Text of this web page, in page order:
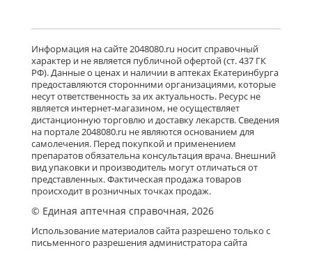
Информация на сайте 2048080.ru носит справочный
характер и не является публичной офертой (ст. 437 ГК
РФ). Данные о ценах и наличии в аптеках Екатеринбурга
предоставляются сторонними организациями, которые
несут ответственность за их актуальность. Ресурс не
является интернет-магазином, не осуществляет
дистанционную торговлю и доставку лекарств. Сведения
на портале 2048080.ru не являются основанием для
самолечения. Перед покупкой и применением
препаратов обязательна консультация врача. Внешний
вид упаковки и производитель могут отличаться от
представленных. Фактическая продажа товаров
происходит в розничных точках продаж.
© Единая аптечная справочная, 2026
Использование материалов сайта разрешено только с
письменного разрешения администратора сайта